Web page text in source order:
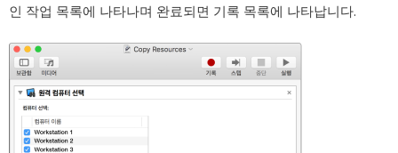
인 작업 목록에 나타나며 완료되면 기록 목록에 나타납니다.